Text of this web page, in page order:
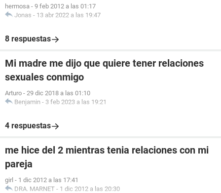
hermosa - 9 feb 2012 a las 01:17
Jonas - 13 abr 2022 a las 19:47
8 respuestas
Mi madre me dijo que quiere tener relaciones
sexuales conmigo
Arturo - 29 dic 2018 a las 01:10
Benjamin - 3 feb 2023 a las 19:21
4 respuestas
me hice del 2 mientras tenia relaciones con mi
pareja
girl - 1 dic 2012 a las 17:41
DRA. MARNET - 1 dic 2012 a las 20:30